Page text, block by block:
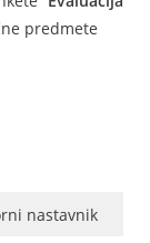
predmete
nastavnik